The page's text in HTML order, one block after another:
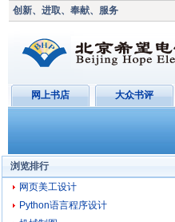
创新、进取、奉献、服务
网上书店 大众书评
浏览排行
网页美工设计
Python语言程序设计